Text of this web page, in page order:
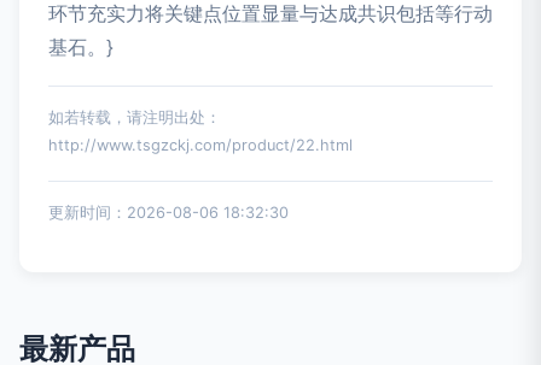
环节充实力将关键点位置显量与达成共识包括等行动
基石。}
如若转载，请注明出处：
http://www.tsgzckj.com/product/22.html
更新时间：2026-08-06 18:32:30
最新产品